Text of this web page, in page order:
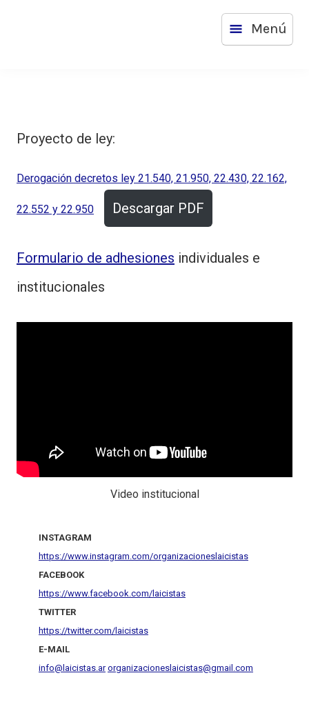
Menú
Proyecto de ley:
Derogación decretos ley 21.540, 21.950, 22.430, 22.162,
22.552 y 22.950 Descargar PDF
Formulario de adhesiones individuales e
institucionales
Video institucional
INSTAGRAM
https://www.instagram.com/organizacioneslaicistas
FACEBOOK
https://www.facebook.com/laicistas
TWITTER
https://twitter.com/laicistas
E-MAIL
info@laicistas.ar organizacioneslaicistas@gmail.com